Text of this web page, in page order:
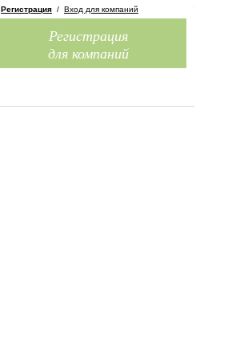
Регистрация / Вход для компаний
Регистрация
для компаний